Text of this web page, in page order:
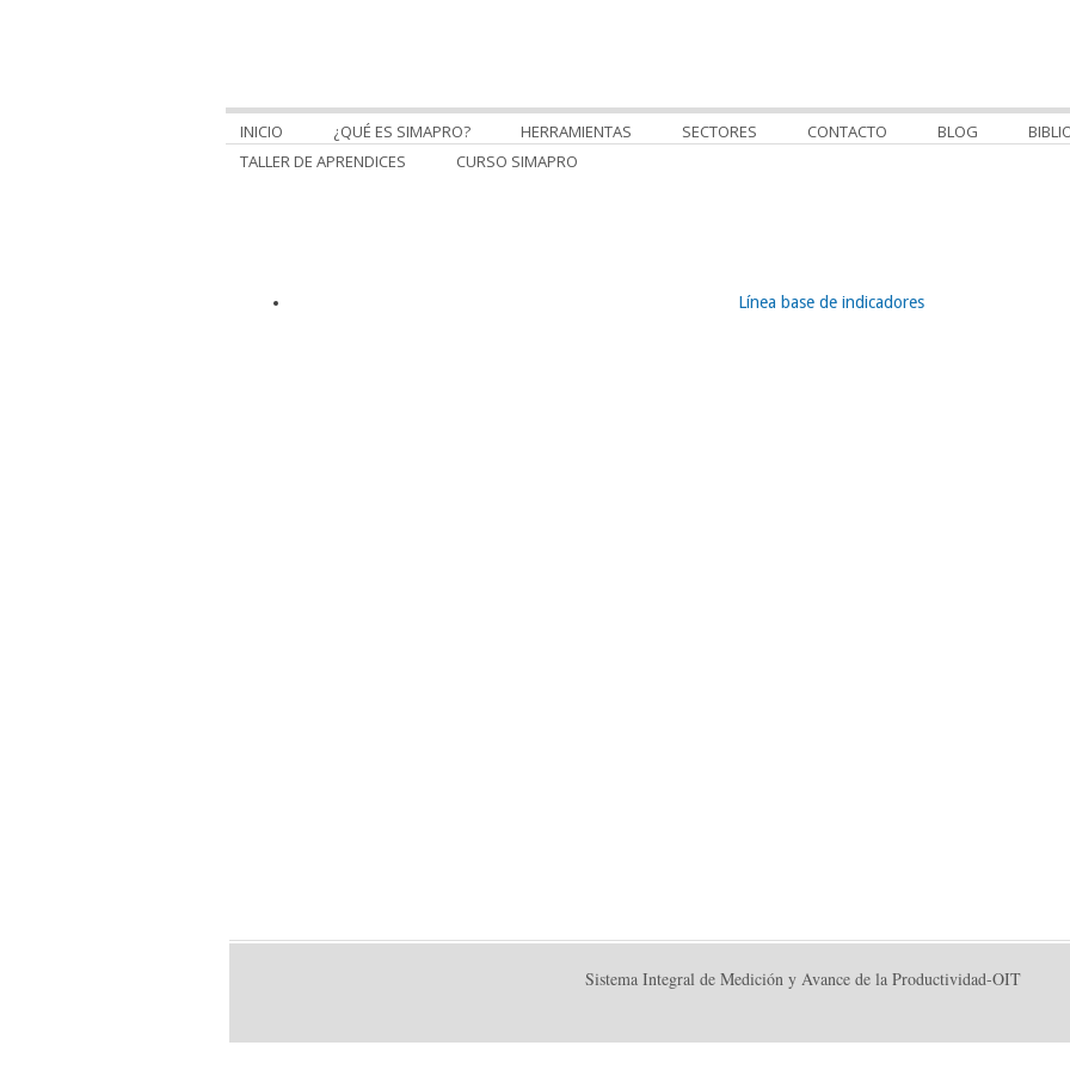
INICIO ¿QUÉ ES SIMAPRO? HERRAMIENTAS SECTORES CONTACTO BLOG
TALLER DE APRENDICES
CURSO SIMAPRO
Línea base de indicadores
Sistema Integral de Medición y Avance de la Productividad-OIT